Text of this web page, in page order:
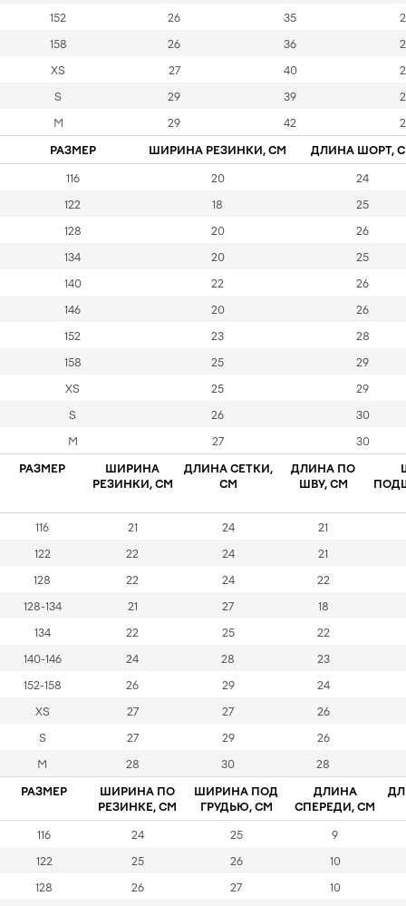
152 26 35
158 26 36
XS 27 40
S 29 39
M 29 42
РАЗМЕР ШИРИНА РЕЗИНКИ, СМ ДЛИНА ШОРТ,
116 20 24
122 18 25
128 20 26
134 20 25
140 22 26
146 20 26
152 23 28
158 25 29
XS 25 29
S 26 30
M 27 30
РАЗМЕР
ШИРИНА
РЕЗИНКИ, СМ
ДЛИНА СЕТКИ,
СМ
ДЛИНА ПО
ШВУ, СМ
116 21 24 21
122 22 24 21
128 22 24 22
128-134 21 27 18
134 22 25 22
140-146 24 28 23
152-158 26 29 24
XS 27 27 26
S 27 29 26
M 28 30 28
РАЗМЕР
ШИРИНА ПО
РЕЗИНКЕ, СМ
ШИРИНА ПОД
ГРУДЬЮ, СМ
ДЛИНА
СПЕРЕДИ, СМ
116 24 25 9
122 25 26 10
128 26 27 10